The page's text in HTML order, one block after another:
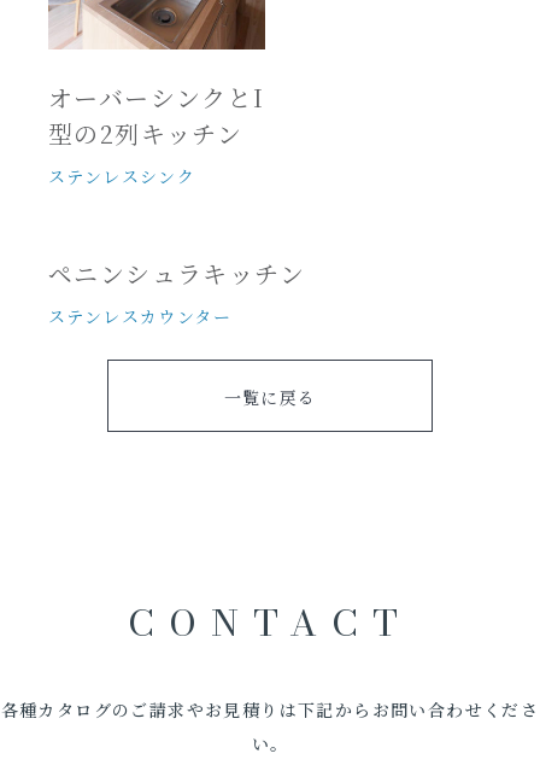
オーバーシンクとI
型の2列キッチン
ステンレスシンク
ペニンシュラキッチン
ステンレスカウンター
一覧に戻る
CONTACT
各種カタログのご請求やお見積りは下記からお問い合わせくださ
い。